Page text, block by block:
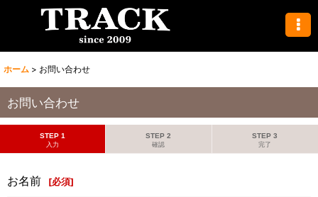
ホーム > お問い合わせ
お問い合わせ
STEP 1
入力
STEP 2
確認
STEP 3
完了
お名前 [必須]